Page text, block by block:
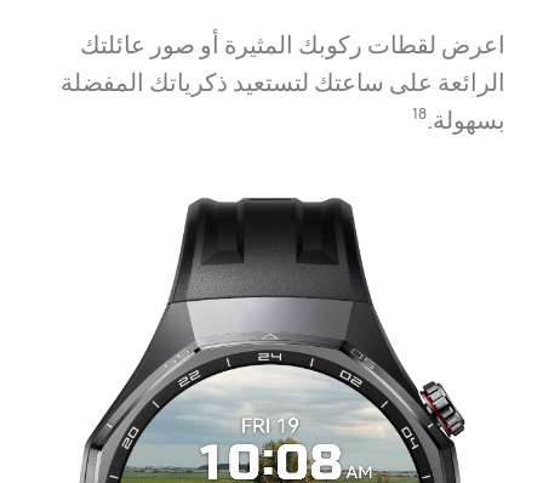
اعرض لقطات ركوبك المثيرة أو صور عائلتك
الرائعة على ساعتك لتستعيد ذكرياتك المفضلة
بسهولة.⁠18